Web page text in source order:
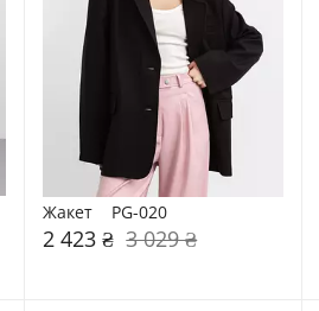
Жакет    PG-020
2 423 ₴ 3 029 ₴